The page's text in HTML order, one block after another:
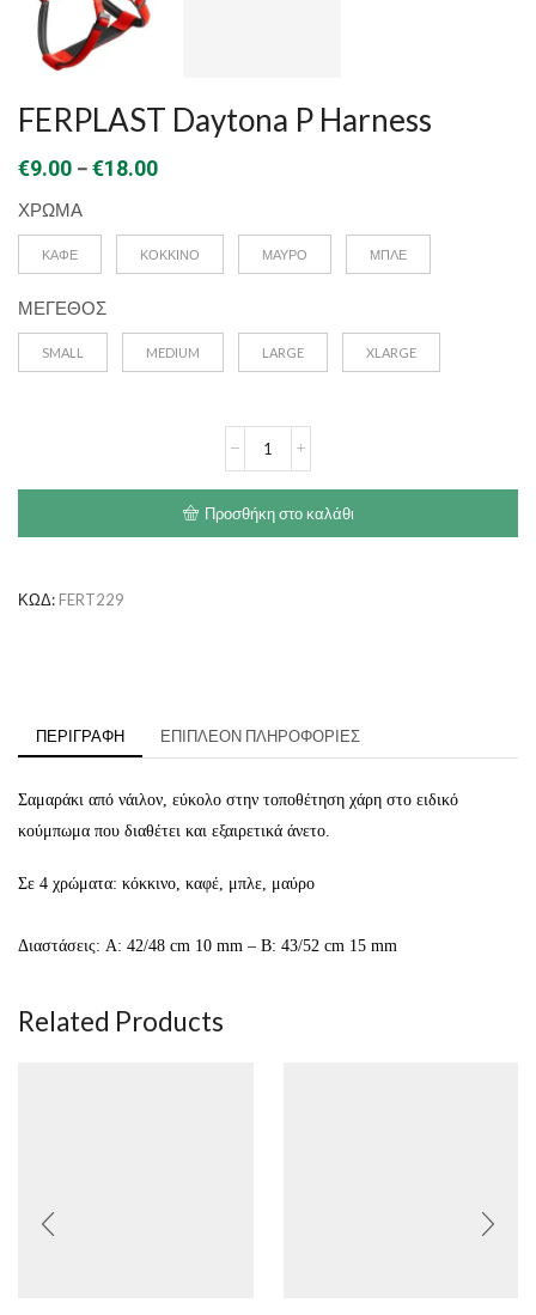
FERPLAST Daytona P Harness
€9.00 –€18.00Price
€9.00
through
ΧΡΩΜΑ
ΚΑΦΕ ΚΟΚΚΙΝΟ ΜΑΥΡΟ ΜΠΛΕ
ΜΕΓΕΘΟΣ
SMALL MEDIUM LARGE XLARGE
Daytona
ποσότητα
Προσθήκη στο καλάθι
ΚΩΔ: FERT229
ΠΕΡΙΓΡΑΦΉ ΕΠΙΠΛΈΟΝ ΠΛΗΡΟΦΟΡΊΕΣ
Σαμαράκι από νάιλον, εύκολο στην τοποθέτηση χάρη στο ειδικό
κούμπωμα που διαθέτει και εξαιρετικά άνετο.
Σε 4 χρώματα: κόκκινο, καφέ, μπλε, μαύρο
Διαστάσεις: A: 42/48 cm 10 mm – B: 43/52 cm 15 mm
Related Products